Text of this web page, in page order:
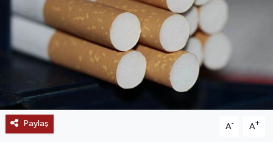
Paylaş A- A+
GÜNDEM
MAGAZİN
SAĞLIK
EĞİTİM
BÖLGE
Son Dakika Haberleri
Haber Arşivi